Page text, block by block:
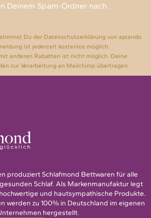
Deinem Spam-Ordner nach.
Du der Datenschutzerklärung von apiando
ist jederzeit kostenlos möglich.
anderen Rabatten ist nicht möglich. Deine
zur Verarbeitung an Mailchimp übertragen.
produziert Schlafmond Bettwaren für alle
Schlaf. Als Markenmanufaktur legt
und hautsympathische Produkte.
werden zu 100% in Deutschland im eigenen
hergestellt.